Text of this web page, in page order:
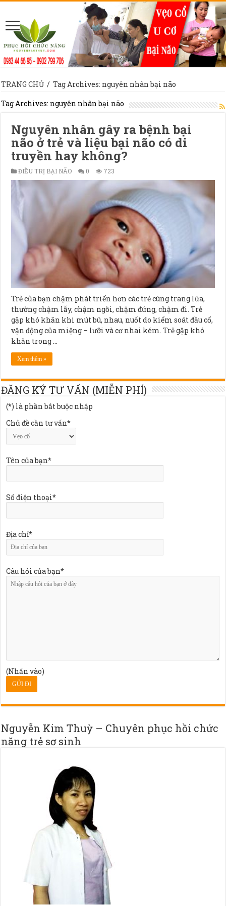
TRANG CHỦ / Tag Archives: nguyên nhân bại não
Tag Archives: nguyên nhân bại não
Nguyên nhân gây ra bệnh bại
não ở trẻ và liệu bại não có di
truyền hay không?
ĐIỀU TRỊ BẠI NÃO 0 723
Trẻ của bạn chậm phát triển hơn các trẻ cùng trang lứa,
thường chậm lẫy, chậm ngồi, chậm đứng, chậm đi. Trẻ
gặp khó khăn khi mút bú, nhau, nuốt do kiểm soát đầu cổ,
vận động của miệng – lưỡi và cơ nhai kém. Trẻ gặp khó
khăn trong …
Xem thêm »
ĐĂNG KÝ TƯ VẤN (MIỄN PHÍ)
(*) là phần bắt buộc nhập
Chủ đề cần tư vấn*
Tên của bạn*
Số điện thoại*
Địa chỉ*
Câu hỏi của bạn*
(Nhấn vào)
Nguyễn Kim Thuỳ – Chuyên phục hồi chức
năng trẻ sơ sinh